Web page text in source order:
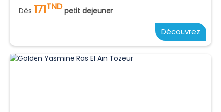
Dès 171TND petit dejeuner
Découvrez